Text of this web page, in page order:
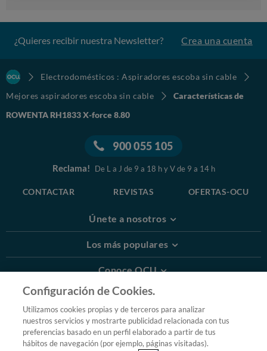
¿Quieres recibir nuestra Newsletter? Crea una cuenta
Electrodomésticos : Aspiradores escoba sin cable
Mejores aspiradores escoba sin cable
Características de
ROWENTA RH1833 X-force 8.80
900 055 105
Reclama! De L a J de 9 a 18 h y V de 9 a 14 h
CONTACTAR REVISTAS OFERTAS-OCU
Únete a nosotros
Los más populares
Conoce OCU
Más Información
© 2026 OCU
Condiciones generales de contratación de OCU
Configuración de Cookies.
Utilizamos cookies propias y de terceros para analizar
nuestros servicios y mostrarte publicidad relacionada con tus
preferencias basado en un perfil elaborado a partir de tus
hábitos de navegación (por ejemplo, páginas visitadas).